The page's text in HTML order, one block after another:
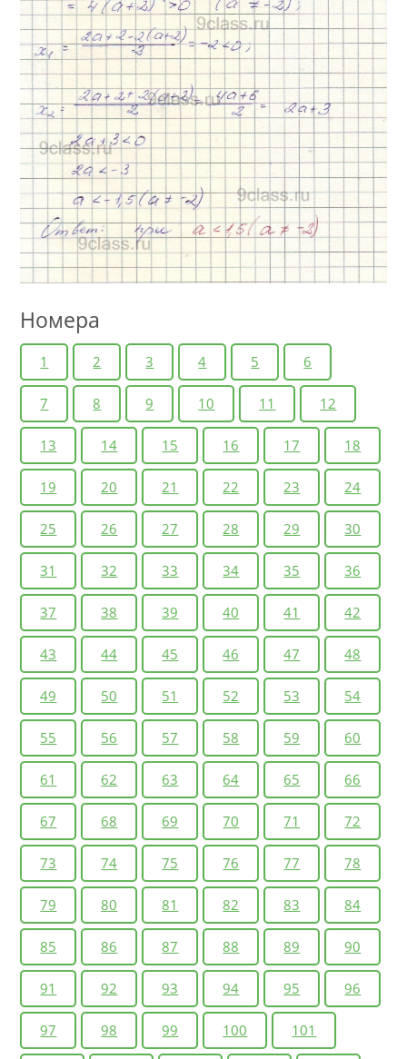
Номера
1 2 3 4 5 6
7 8 9 10 11 12
13 14 15 16 17 18
19 20 21 22 23 24
25 26 27 28 29 30
31 32 33 34 35 36
37 38 39 40 41 42
43 44 45 46 47 48
49 50 51 52 53 54
55 56 57 58 59 60
61 62 63 64 65 66
67 68 69 70 71 72
73 74 75 76 77 78
79 80 81 82 83 84
85 86 87 88 89 90
91 92 93 94 95 96
97 98 99 100 101